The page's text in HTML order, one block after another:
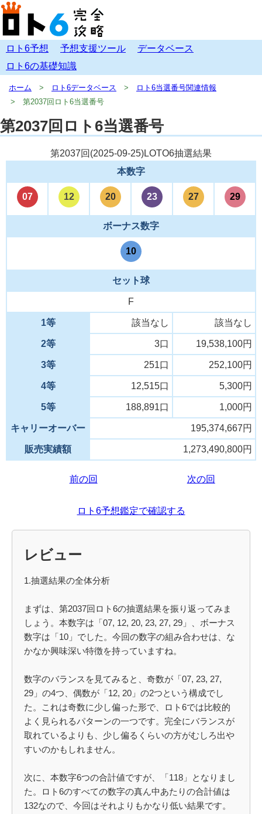
ロト6予想 予想支援ツール
データベース
ロト6の基礎知識
ホーム ロト6データベース
ロト6当選番号関連情報
第2037回ロト6当選番号
第2037回ロト6当選番号
第2037回(2025-09-25)LOTO6抽選結果
本数字
07 12 20 23 27 29
ボーナス数字
10
セット球
F
1等 該当なし 該当なし
2等 3口 19,538,100円
3等 251口 252,100円
4等 12,515口 5,300円
5等 188,891口 1,000円
キャリーオーバー 195,374,667円
販売実績額 1,273,490,800円
前の回 次の回
ロト6予想鑑定で確認する
レビュー
1.抽選結果の全体分析
まずは、第2037回ロト6の抽選結果を振り返ってみま
しょう。本数字は「07, 12, 20, 23, 27, 29」、ボーナス
数字は「10」でした。今回の数字の組み合わせは、な
かなか興味深い特徴を持っていますね。
数字のバランスを見てみると、奇数が「07, 23, 27,
29」の4つ、偶数が「12, 20」の2つという構成でし
た。これは奇数に少し偏った形で、ロト6では比較的
よく見られるパターンの一つです。完全にバランスが
取れているよりも、少し偏るくらいの方がむしろ出や
すいのかもしれません。
次に、本数字6つの合計値ですが、「118」となりまし
た。ロト6のすべての数字の真ん中あたりの合計値は
132なので、今回はそれよりもかなり低い結果です。